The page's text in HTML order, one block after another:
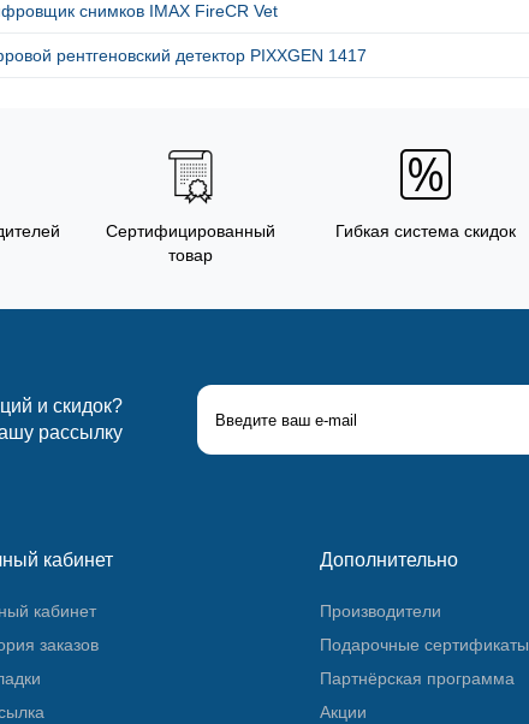
снимков IMAX FireCR Vet
рентгеновский детектор PIXXGEN 1417
Сертифицированный
товар
Гибкая система скидок
и скидок?
рассылку
кабинет
кабинет
заказов
Дополнительно
Производители
Подарочные сертификаты
Партнёрская программа
Акции